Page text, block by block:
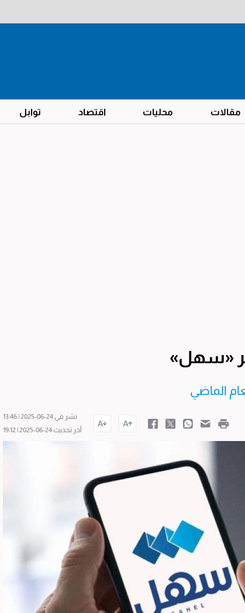
مقالات محليات اقتصاد توابل
نشر في 24-06-2025 | 13:46
آخر تحديث 24-06-2025 | 19:12